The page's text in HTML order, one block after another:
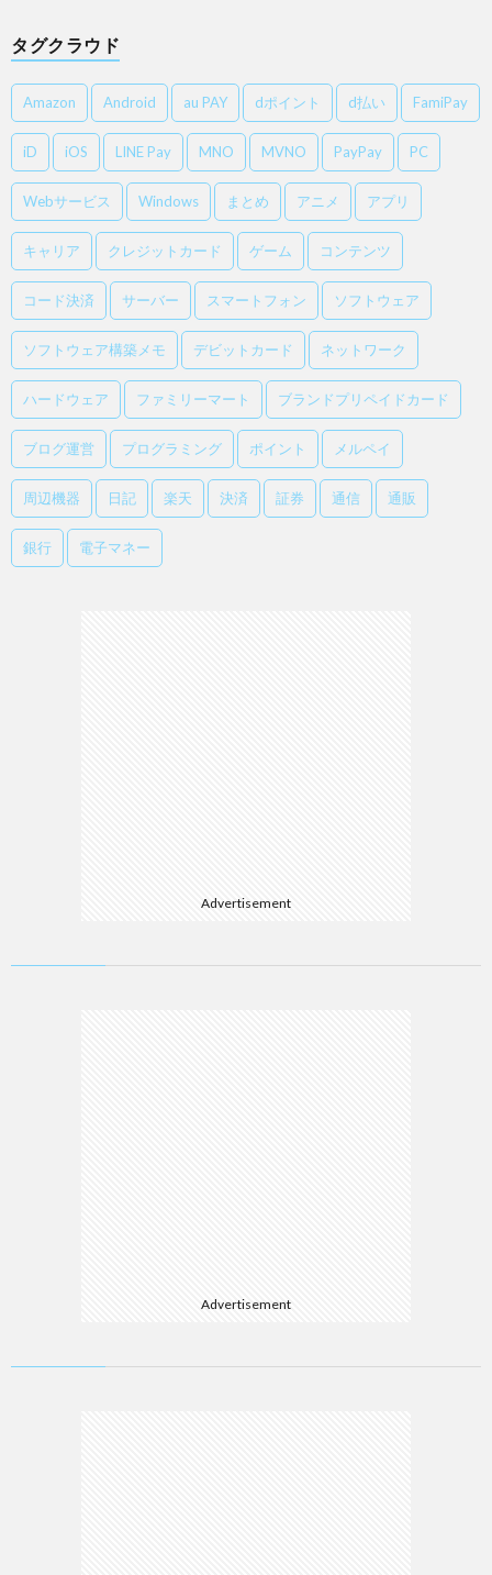
タグクラウド
Amazon Android au PAY dポイント d払い FamiPay
iD iOS LINE Pay MNO MVNO PayPay PC
Webサービス Windows まとめ アニメ アプリ
キャリア クレジットカード ゲーム コンテンツ
コード決済 サーバー スマートフォン ソフトウェア
ソフトウェア構築メモ デビットカード ネットワーク
ハードウェア ファミリーマート ブランドプリペイドカード
ブログ運営 プログラミング ポイント メルペイ
周辺機器 日記 楽天 決済 証券 通信 通販
銀行 電子マネー
Advertisement
Advertisement